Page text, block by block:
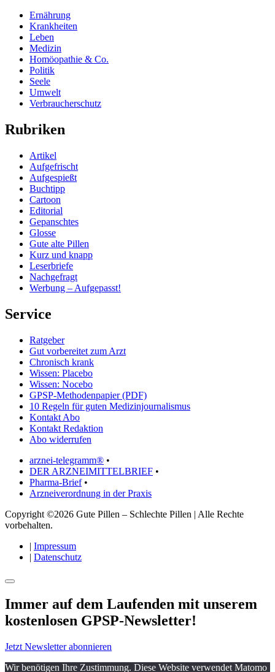
Ernährung
Krankheiten
Leben
Medizin
Homöopathie & Co.
Politik
Seele
Umwelt
Verbraucherschutz
Rubriken
Artikel
Aufgefrischt
Aufgespießt
Buchtipp
Cartoon
Editorial
Gepanschtes
Glosse
Gute alte Pillen
Kurz und knapp
Leserbriefe
Nachgefragt
Werbung – Aufgepasst!
Service
Ratgeber
Gut vorbereitet zum Arzt
Chronisch krank
Wissen: Placebo
Wissen: Nocebo
GPSP-Methodenpapier (PDF)
10 Regeln für guten Medizinjournalismus
Kontakt Abo
Kontakt Redaktion
Abo widerrufen
arznei-telegramm® •
DER ARZNEIMITTELBRIEF •
Pharma-Brief•
Arzneiverordnung in der Praxis
Copyright ©2026 Gute Pillen – Schlechte Pillen | Alle Rechte
vorbehalten.
| Impressum
| Datenschutz
Immer auf dem Laufenden mit unserem
kostenlosen GPSP-Newsletter!
Jetzt Newsletter abonnieren
Wir benötigen Ihre Zustimmung. Diese Website verwendet Matomo